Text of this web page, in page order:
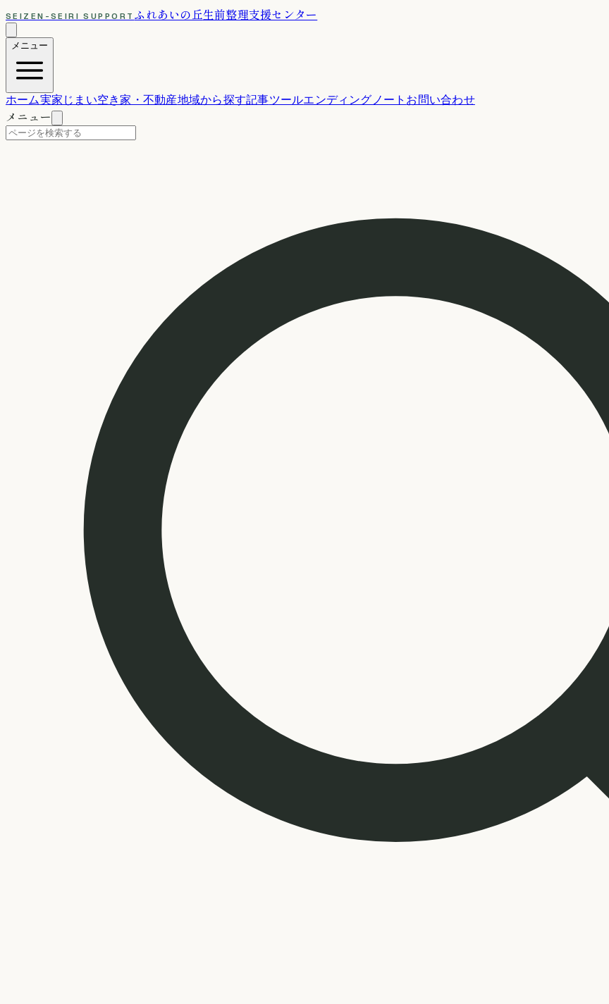
SEIZEN-SEIRI SUPPORT ふれあいの丘生前整理支援センター
メニュー
ホーム実家じまい空き家・不動産地域から探す記事ツールエンディングノート お問い合わせ
メニュー